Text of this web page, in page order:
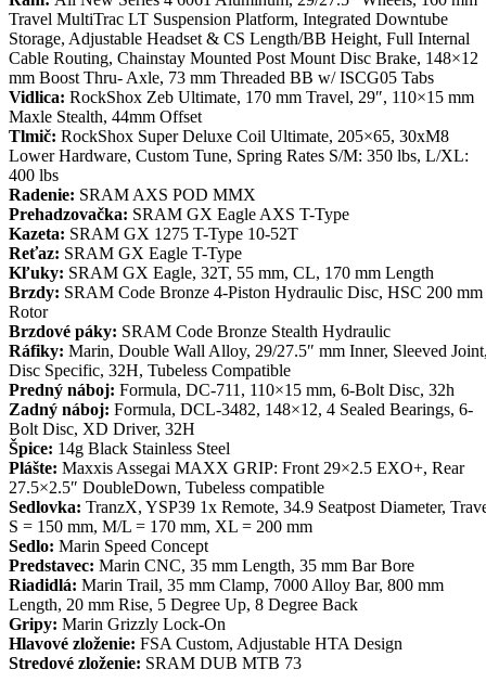
Travel MultiTrac LT Suspension Platform, Integrated Downtube
Storage, Adjustable Headset & CS Length/BB Height, Full Internal
Cable Routing, Chainstay Mounted Post Mount Disc Brake, 148×12
mm Boost Thru- Axle, 73 mm Threaded BB w/ ISCG05 Tabs
Vidlica: RockShox Zeb Ultimate, 170 mm Travel, 29″, 110×15 mm
Maxle Stealth, 44mm Offset
Tlmič: RockShox Super Deluxe Coil Ultimate, 205×65, 30xM8
Lower Hardware, Custom Tune, Spring Rates S/M: 350 lbs, L/XL:
400 lbs
Radenie: SRAM AXS POD MMX
Prehadzovačka: SRAM GX Eagle AXS T-Type
Kazeta: SRAM GX 1275 T-Type 10-52T
Reťaz: SRAM GX Eagle T-Type
Kľuky: SRAM GX Eagle, 32T, 55 mm, CL, 170 mm Length
Brzdy: SRAM Code Bronze 4-Piston Hydraulic Disc, HSC 200 mm
Rotor
Brzdové páky: SRAM Code Bronze Stealth Hydraulic
Ráfiky: Marin, Double Wall Alloy, 29/27.5″ mm Inner, Sleeved
Disc Specific, 32H, Tubeless Compatible
Predný náboj: Formula, DC-711, 110×15 mm, 6-Bolt Disc, 32h
Zadný náboj: Formula, DCL-3482, 148×12, 4 Sealed Bearings, 6-
Bolt Disc, XD Driver, 32H
Špice: 14g Black Stainless Steel
Plášte: Maxxis Assegai MAXX GRIP: Front 29×2.5 EXO+, Rear
27.5×2.5″ DoubleDown, Tubeless compatible
Sedlovka: TranzX, YSP39 1x Remote, 34.9 Seatpost Diameter,
S = 150 mm, M/L = 170 mm, XL = 200 mm
Sedlo: Marin Speed Concept
Predstavec: Marin CNC, 35 mm Length, 35 mm Bar Bore
Riadidlá: Marin Trail, 35 mm Clamp, 7000 Alloy Bar, 800 mm
Length, 20 mm Rise, 5 Degree Up, 8 Degree Back
Gripy: Marin Grizzly Lock-On
Hlavové zloženie: FSA Custom, Adjustable HTA Design
Stredové zloženie: SRAM DUB MTB 73